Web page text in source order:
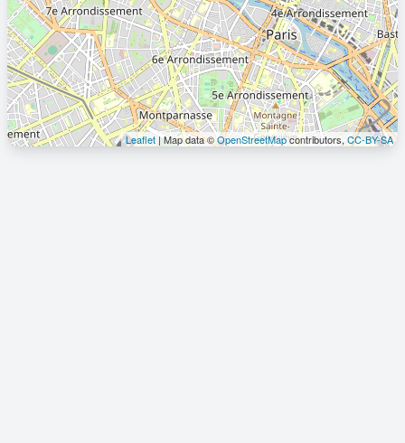
Leaflet| Map data ©OpenStreetMapcontributors, CC-BY-SA